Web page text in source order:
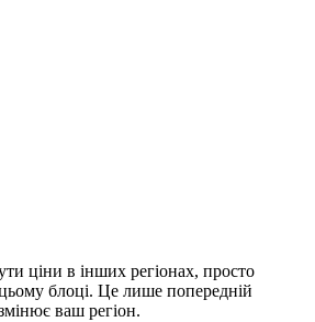
ціни в інших регіонах, просто
блоці. Це лише попередній
ваш регіон.